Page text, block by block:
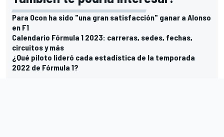
Para Ocon ha sido "una gran satisfacción" ganar a Alonso
en F1
Calendario Fórmula 1 2023: carreras, sedes, fechas,
circuitos y más
¿Qué piloto lideró cada estadística de la temporada
2022 de Fórmula 1?